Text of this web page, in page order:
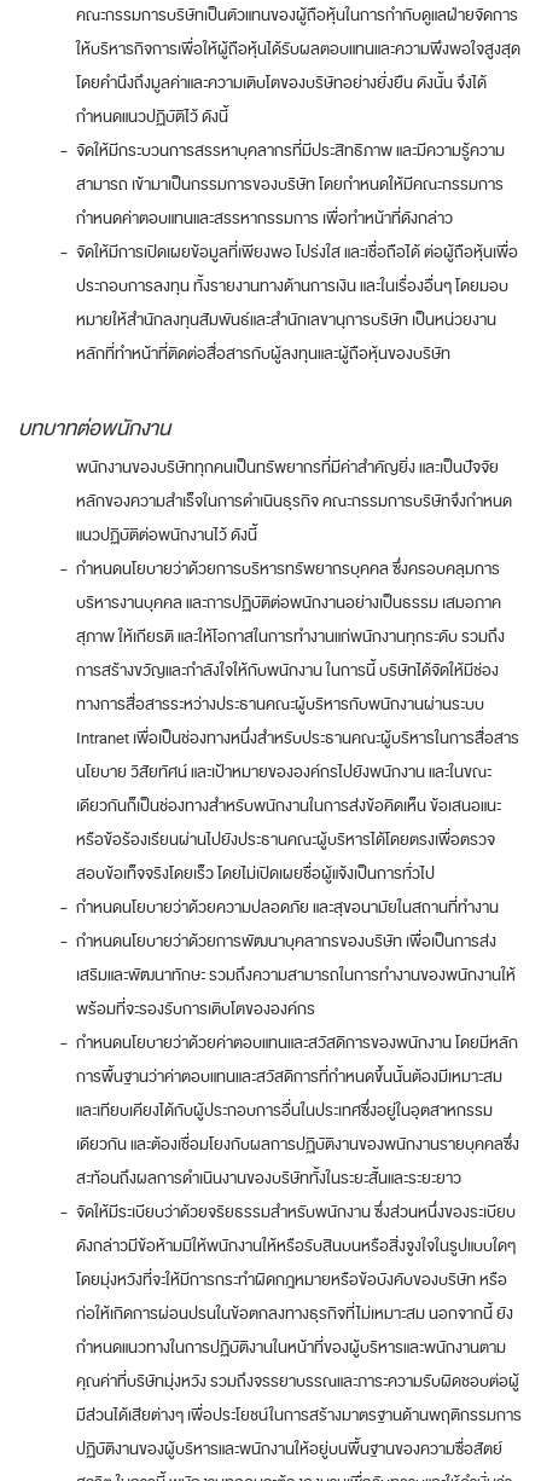
คณะกรรมการบริษัทเป็นตัวแทนของผู้ถือหุ้นในการกำกับดูแลฝ่ายจัดการ
ให้บริหารกิจการเพื่อให้ผู้ถือหุ้นได้รับผลตอบแทนและความพึงพอใจสูงสุด
โดยคำนึงถึงมูลค่าและความเติบโตของบริษัทอย่างยั่งยืน ดังนั้น จึงได้
กำหนดแนวปฏิบัติไว้ ดังนี้
- จัดให้มีกระบวนการสรรหาบุคลากรที่มีประสิทธิภาพ และมีความรู้ความ
สามารถ เข้ามาเป็นกรรมการของบริษัท โดยกำหนดให้มีคณะกรรมการ
กำหนดค่าตอบแทนและสรรหากรรมการ เพื่อทำหน้าที่ดังกล่าว
- จัดให้มีการเปิดเผยข้อมูลที่เพียงพอ โปร่งใส และเชื่อถือได้ ต่อผู้ถือหุ้นเพื่อ
ประกอบการลงทุน ทั้งรายงานทางด้านการเงิน และในเรื่องอื่นๆ โดยมอบ
หมายให้สำนักลงทุนสัมพันธ์และสำนักเลขานุการบริษัท เป็นหน่วยงาน
หลักที่ทำหน้าที่ติดต่อสื่อสารกับผู้ลงทุนและผู้ถือหุ้นของบริษัท
บทบาทต่อพนักงาน
พนักงานของบริษัททุกคนเป็นทรัพยากรที่มีค่าสำคัญยิ่ง และเป็นปัจจัย
หลักของความสำเร็จในการดำเนินธุรกิจ คณะกรรมการบริษัทจึงกำหนด
แนวปฏิบัติต่อพนักงานไว้ ดังนี้
- กำหนดนโยบายว่าด้วยการบริหารทรัพยากรบุคคล ซึ่งครอบคลุมการ
บริหารงานบุคคล และการปฏิบัติต่อพนักงานอย่างเป็นธรรม เสมอภาค
สุภาพ ให้เกียรติ และให้โอกาสในการทำงานแก่พนักงานทุกระดับ รวมถึง
การสร้างขวัญและกำลังใจให้กับพนักงาน ในการนี้ บริษัทได้จัดให้มีช่อง
ทางการสื่อสารระหว่างประธานคณะผู้บริหารกับพนักงานผ่านระบบ
Intranet เพื่อเป็นช่องทางหนึ่งสำหรับประธานคณะผู้บริหารในการสื่อสาร
นโยบาย วิสัยทัศน์ และเป้าหมายขององค์กรไปยังพนักงาน และในขณะ
เดียวกันก็เป็นช่องทางสำหรับพนักงานในการส่งข้อคิดเห็น ข้อเสนอแนะ
หรือข้อร้องเรียนผ่านไปยังประธานคณะผู้บริหารได้โดยตรงเพื่อตรวจ
สอบข้อเท็จจริงโดยเร็ว โดยไม่เปิดเผยชื่อผู้แจ้งเป็นการทั่วไป
- กำหนดนโยบายว่าด้วยความปลอดภัย และสุขอนามัยในสถานที่ทำงาน
- กำหนดนโยบายว่าด้วยการพัฒนาบุคลากรของบริษัท เพื่อเป็นการส่ง
เสริมและพัฒนาทักษะ รวมถึงความสามารถในการทำงานของพนักงานให้
พร้อมที่จะรองรับการเติบโตขององค์กร
- กำหนดนโยบายว่าด้วยค่าตอบแทนและสวัสดิการของพนักงาน โดยมีหลัก
การพื้นฐานว่าค่าตอบแทนและสวัสดิการที่กำหนดขึ้นนั้นต้องมีเหมาะสม
และเทียบเคียงได้กับผู้ประกอบการอื่นในประเทศซึ่งอยู่ในอุตสาหกรรม
เดียวกัน และต้องเชื่อมโยงกับผลการปฏิบัติงานของพนักงานรายบุคคลซึ่ง
สะท้อนถึงผลการดำเนินงานของบริษัททั้งในระยะสั้นและระยะยาว
- จัดให้มีระเบียบว่าด้วยจริยธรรมสำหรับพนักงาน ซึ่งส่วนหนึ่งของระเบียบ
ดังกล่าวมีข้อห้ามมิให้พนักงานให้หรือรับสินบนหรือสิ่งจูงใจในรูปแบบใดๆ
โดยมุ่งหวังที่จะให้มีการกระทำผิดกฎหมายหรือข้อบังคับของบริษัท หรือ
ก่อให้เกิดการผ่อนปรนในข้อตกลงทางธุรกิจที่ไม่เหมาะสม นอกจากนี้ ยัง
กำหนดแนวทางในการปฏิบัติงานในหน้าที่ของผู้บริหารและพนักงานตาม
คุณค่าที่บริษัทมุ่งหวัง รวมถึงจรรยาบรรณและภาระความรับผิดชอบต่อผู้
มีส่วนได้เสียต่างๆ เพื่อประโยชน์ในการสร้างมาตรฐานด้านพฤติกรรมการ
ปฏิบัติงานของผู้บริหารและพนักงานให้อยู่บนพื้นฐานของความซื่อสัตย์